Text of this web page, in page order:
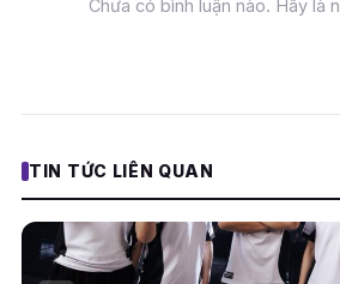
Chưa có bình luận nào. Hãy là
TIN TỨC LIÊN QUAN